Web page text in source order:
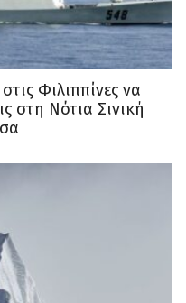
Φιλιππίνες να
στη Νότια Σινική